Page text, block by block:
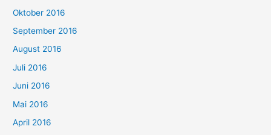
Oktober 2016
September 2016
August 2016
Juli 2016
Juni 2016
Mai 2016
April 2016